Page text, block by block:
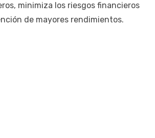
minimiza los riesgos financieros
de mayores rendimientos.